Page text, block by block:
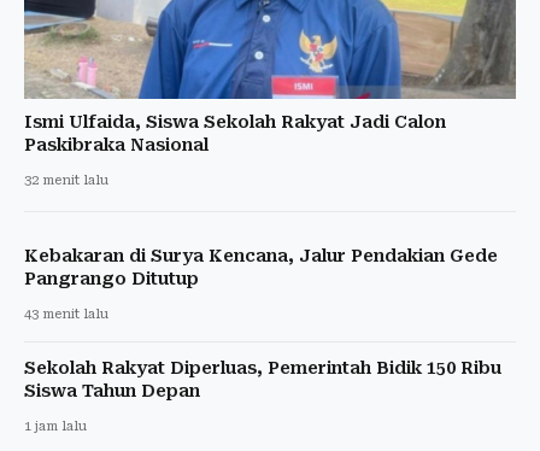
Ismi Ulfaida, Siswa Sekolah Rakyat Jadi Calon
Paskibraka Nasional
32 menit lalu
Kebakaran di Surya Kencana, Jalur Pendakian Gede
Pangrango Ditutup
43 menit lalu
Sekolah Rakyat Diperluas, Pemerintah Bidik 150 Ribu
Siswa Tahun Depan
1 jam lalu